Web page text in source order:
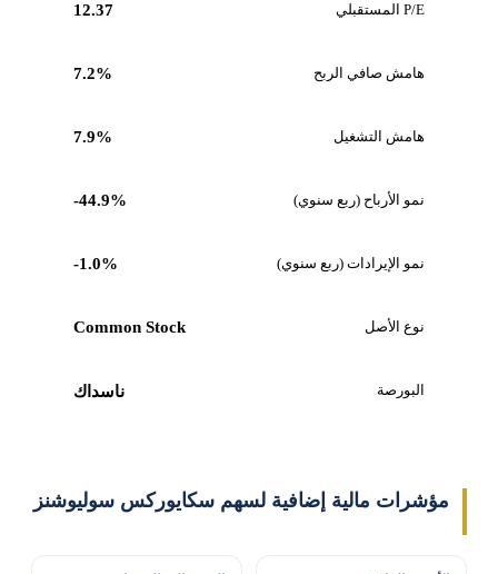
P/E المستقبلي 12.37
هامش صافي الربح 7.2%
هامش التشغيل 7.9%
نمو الأرباح (ربع سنوي) -44.9%
نمو الإيرادات (ربع سنوي) -1.0%
نوع الأصل Common Stock
البورصة ناسداك
مؤشرات مالية إضافية لسهم سكايوركس سوليوشنز